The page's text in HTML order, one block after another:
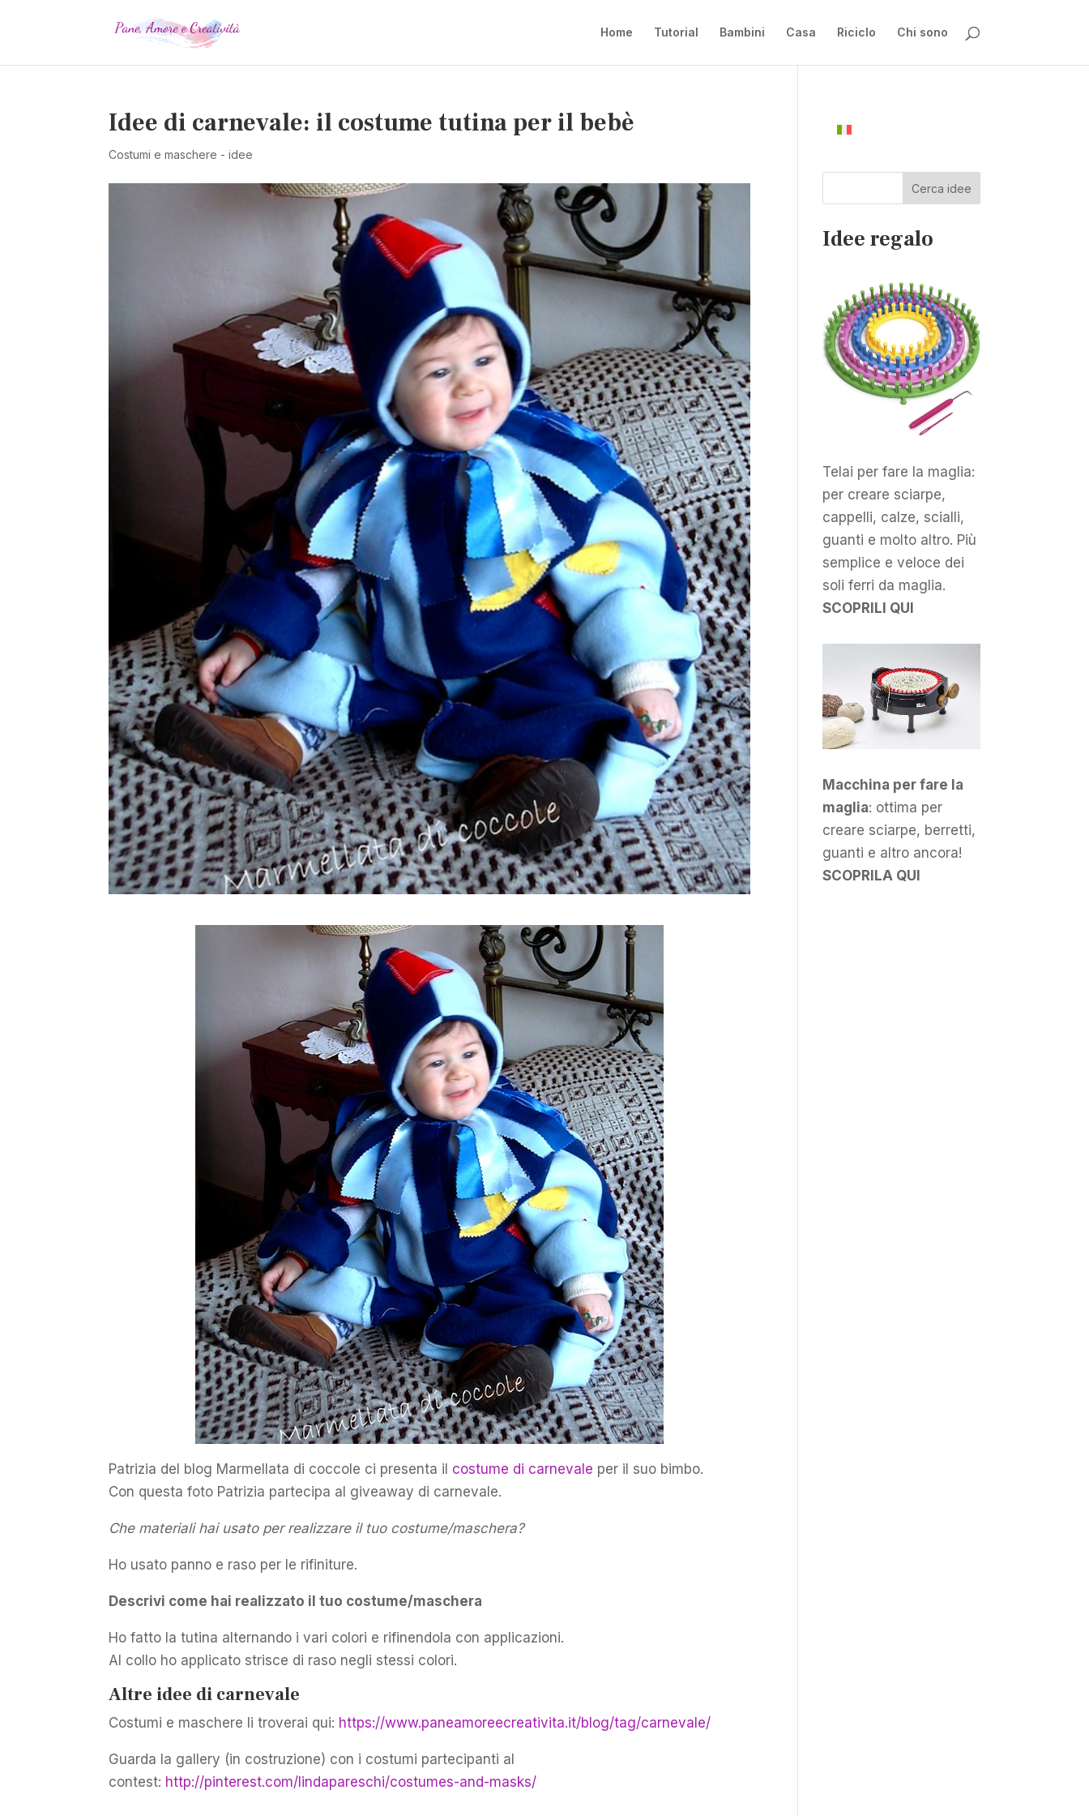
Home Tutorial Bambini Casa Riciclo Chi sono
Idee di carnevale: il costume tutina per il bebè
Costumi e maschere - idee
Patrizia del blog Marmellata di coccole ci presenta il costume di carnevale per il suo bimbo.
Con questa foto Patrizia partecipa al giveaway di carnevale.
Che materiali hai usato per realizzare il tuo costume/maschera?
Ho usato panno e raso per le rifiniture.
Descrivi come hai realizzato il tuo costume/maschera
Ho fatto la tutina alternando i vari colori e rifinendola con applicazioni.
Al collo ho applicato strisce di raso negli stessi colori.
Altre idee di carnevale
Costumi e maschere li troverai qui: https://www.paneamoreecreativita.it/blog/tag/carnevale/
Guarda la gallery (in costruzione) con i costumi partecipanti al
contest: http://pinterest.com/lindapareschi/costumes-and-masks/
Cerca idee
Idee regalo
Telai per fare la maglia:
per creare sciarpe,
cappelli, calze, scialli,
guanti e molto altro. Più
semplice e veloce dei
soli ferri da maglia.
SCOPRILI QUI
Macchina per fare la
maglia: ottima per
creare sciarpe, berretti,
guanti e altro ancora!
SCOPRILA QUI